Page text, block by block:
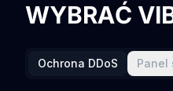
WYBRAĆ
Ochrona DDoS Panel